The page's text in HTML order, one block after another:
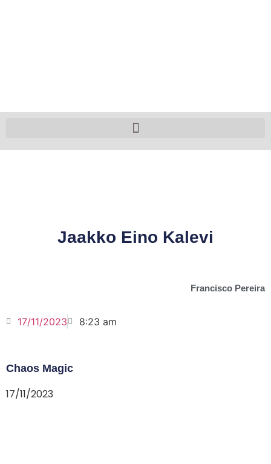
Jaakko Eino Kalevi
Francisco Pereira
17/11/2023 8:23 am
Chaos Magic
17/11/2023